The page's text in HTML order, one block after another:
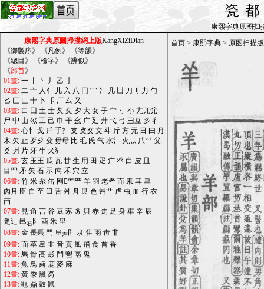
瓷
康熙字典原图扫
康熙字典原圖掃描網上版KangXiZiDian
《御製序》 《凡例 》 《等韻》
《總目 》 《檢字》 《辨似》
《部首》
01畫: 一 丶 丿 乙
02畫: 二 亠 人亻 儿 入 八 冂 冖 冫 几 凵 刀刂 力 勹
匕 匚 匸 十 卜 卩 厂 厶 又
03畫: 口 囗 土 士 夂 夊 夕 大 女 子 宀 寸 小 尢兀尣
尸 屮 山 巛 工 己 巾 干 幺 广 廴 廾 弋 弓 彐彑 彡 彳
04畫: 心忄 戈 戶 手扌 支 攴攵 文 斗 斤 方 无 日 曰 月
木 欠 止 歹歺 殳 毋母 比 毛 氏 气 水氵 火灬 爪爫 父
爻 爿 片 牙 牛 犬犭
05畫: 玄 玉王 瓜 瓦 甘 生 用 田 疋 疒 癶 白 皮 皿
目罒 矛 矢 石 示 禸 禾 穴 立
06畫: 竹 米 糸 缶 网罓罒 羊 羽 老耂 而 耒 耳 聿
肉月 臣 自 至 臼 舌 舛 舟 艮 色 艸艹 虍 虫 血 行 衣
襾
07畫: 見 角 言 谷 豆 豕 豸 貝 赤 走 足 身 車 辛 辰
辵辶
邑右阝 酉 釆 里
08畫: 金 長镸 門 阜左阝 隶 隹 雨 靑 非
09畫: 面 革 韋 韭 音 頁 風 飛 食 首 香
10畫: 馬 骨 高 髟 鬥 鬯 鬲 鬼
11畫: 魚 鳥 鹵 鹿 麥 麻
12畫: 黃 黍 黑 黹
13畫: 黽 鼎 鼓 鼠
首页 > 康熙字典 > 原图扫描版